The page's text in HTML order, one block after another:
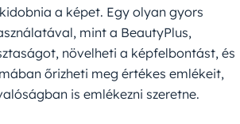
a képet. Egy olyan gyors
mint a BeautyPlus,
növelheti a képfelbontást, és
őrizheti meg értékes emlékeit,
is emlékezni szeretne.